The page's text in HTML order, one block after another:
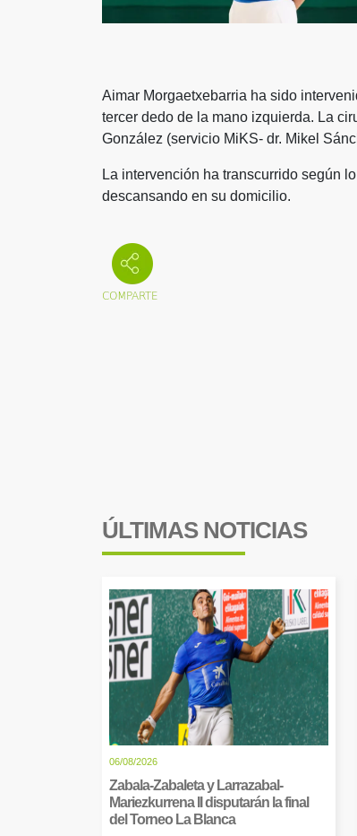
Aimar Morgaetxebarria ha sido
tercer dedo de la mano izquierda. La
González (servicio MiKS- dr. Mikel
La intervención ha transcurrido según
descansando en su domicilio.
ÚLTIMAS NOTICIAS
06/08/2026
Zabala-Zabaleta y Larrazabal-
Mariezkurrena II disputarán la final
del Torneo La Blanca